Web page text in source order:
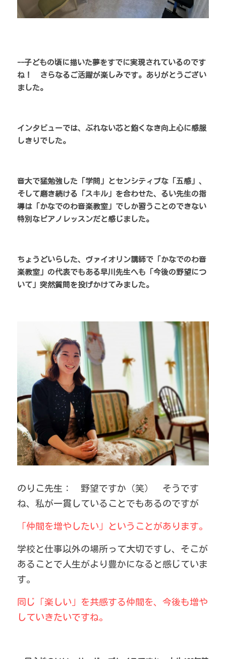
--子どもの頃に描いた夢をすでに実現されているのです
ね！　さらなるご活躍が楽しみです。ありがとうござい
ました。
インタビューでは、ぶれない芯と飽くなき向上心に感服
しきりでした。
音大で猛勉強した「学問」とセンシティブな「五感」、
そして磨き続ける「スキル」を合わせた、るい先生の指
導は「かなでのわ音楽教室」でしか習うことのできない
特別なピアノレッスンだと感じました。
ちょうどいらした、ヴァイオリン講師で「かなでのわ音
楽教室」の代表でもある早川先生へも「今後の野望につ
いて」突然質問を投げかけてみました。
のりこ先生：　野望ですか（笑）　そうです
ね、私が一貫していることでもあるのですが
「仲間を増やしたい」ということがあります。
学校と仕事以外の場所って大切ですし、そこが
あることで人生がより豊かになると感じていま
す。
同じ「楽しい」を共感する仲間を、今後も増や
していきたいですね。